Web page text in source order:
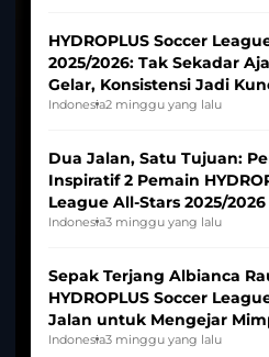
HYDROPLUS Soccer
2025/2026: Tak Sekadar
Gelar, Konsistensi Jadi
Indonesia2 minggu yang lalu
Dua Jalan, Satu Tujuan:
Inspiratif 2 Pemain
League All-Stars 2025/
Seleksi Timnas Indonesia
Indonesia3 minggu yang lalu
Sepak Terjang Albianca
HYDROPLUS Soccer
Jalan untuk Mengejar
Indonesia Putri
Indonesia3 minggu yang lalu